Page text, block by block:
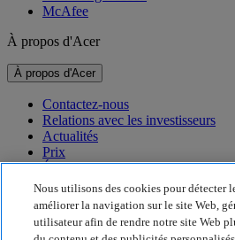
McAfee
À propos d'Acer
À propos d'Acer
Contactez-nous
Relations avec les investisseurs
Actualités
Prix
Événements
Développement durable
Développement durable
Nous utilisons des cookies pour détecter
améliorer la navigation sur le site Web,
utilisateur afin de rendre notre site Web